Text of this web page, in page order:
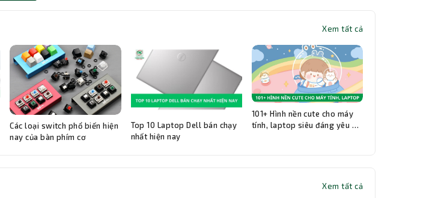
Xem tất cả
Các loại switch phổ biến hiện
nay của bàn phím cơ
Top 10 Laptop Dell bán chạy
nhất hiện nay
101+ Hình nền cute cho máy
tính, laptop siêu đáng yêu và
Xem tất cả